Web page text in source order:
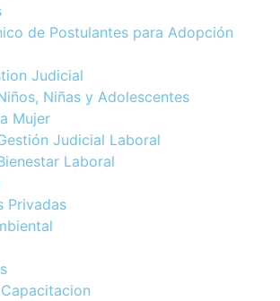
de Postulantes para Adopción
Judicial
Niñas y Adolescentes
Mujer
Judicial Laboral
Laboral
Privadas